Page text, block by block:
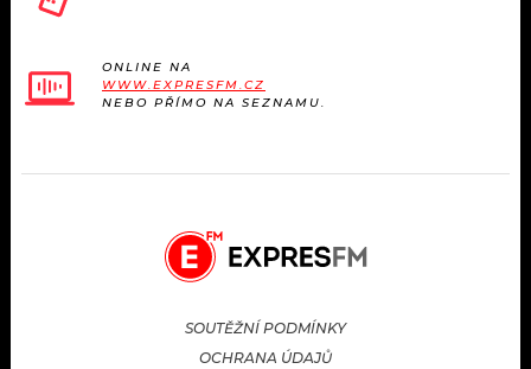
TRENDY
KULTURAONLINE NA
WWW.EXPRESFM.CZ
NEBO PŘÍMO NA SEZNAMU.
SOUTĚŽNÍ PODMÍNKY
OCHRANA ÚDAJŮ